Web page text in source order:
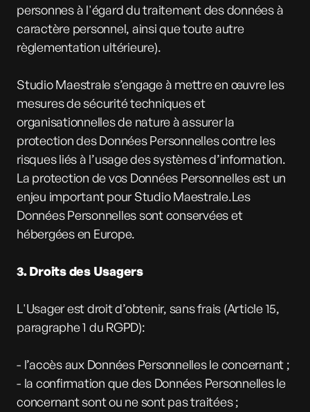
personnes à l'égard du traitement des données à
caractère personnel, ainsi que toute autre
règlementation ultérieure).
Studio Maestrale s’engage à mettre en œuvre les
mesures de sécurité techniques et
organisationnelles de nature à assurer la
protection des Données Personnelles contre les
risques liés à l’usage des systèmes d’information.
La protection de vos Données Personnelles est un
enjeu important pour Studio Maestrale.Les
Données Personnelles sont conservées et
hébergées en Europe.
3. Droits des Usagers
L'Usager est droit d’obtenir, sans frais (Article 15,
paragraphe 1 du RGPD):
- l’accès aux Données Personnelles le concernant ;
- la confirmation que des Données Personnelles le
concernant sont ou ne sont pas traitées ;